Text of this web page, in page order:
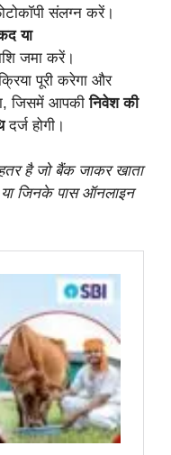
संलग्न करें।
या
जमा करें।
पूरी करेगा और
जिसमें आपकीनिवेश की
दर्ज होगी।
है जो बैंक जाकर खाता
जिनके पास ऑनलाइन